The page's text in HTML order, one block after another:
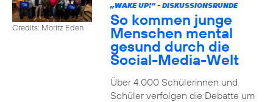
Credits: Moritz Eden
„WAKE UP!“ - DISKUSSIONSRUNDE
So kommen junge
Menschen mental
gesund durch die
Social-Media-Welt
Über 4.000 Schülerinnen und
Schüler verfolgen die Debatte um